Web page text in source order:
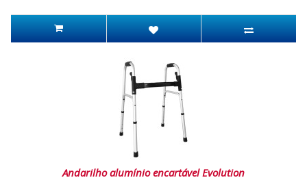
Andarilho alumínio encartável Evolution